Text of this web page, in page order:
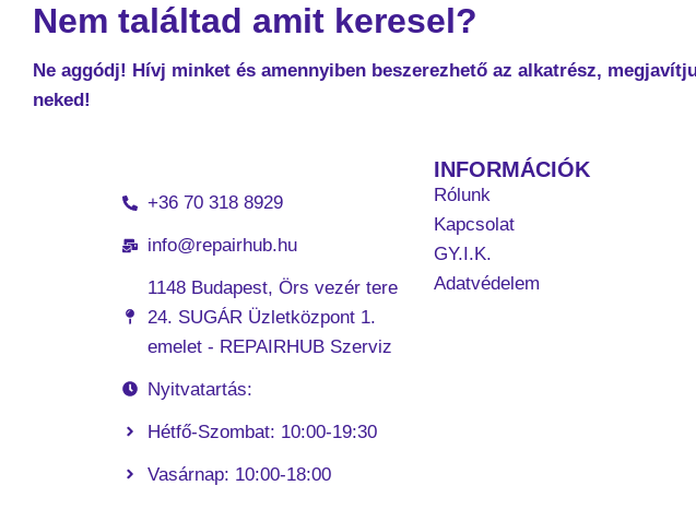
Nem találtad amit keresel?
Ne aggódj! Hívj minket és amennyiben beszerezhető az alkatrész,
neked!
+36 70 318 8929
info@repairhub.hu
1148 Budapest, Örs vezér tere
24. SUGÁR Üzletközpont 1.
emelet - REPAIRHUB Szerviz
Nyitvatartás:
Hétfő-Szombat: 10:00-19:30
Vasárnap: 10:00-18:00
INFORMÁCIÓK
Rólunk
Kapcsolat
GY.I.K.
Adatvédelem